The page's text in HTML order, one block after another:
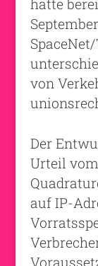
hatte
von
Der
Urteil
auf IP-